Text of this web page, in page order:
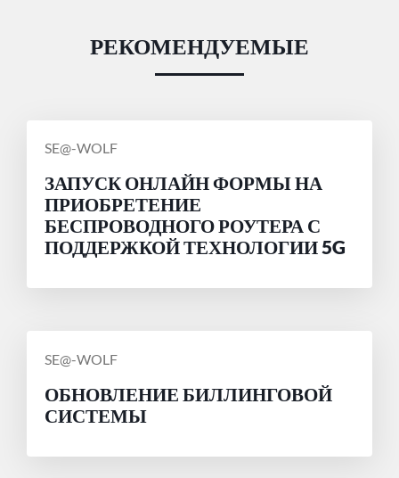
РЕКОМЕНДУЕМЫЕ
СООБЩЕНИЕ
SE@-WOLF
ЗАПУСК ОНЛАЙН ФОРМЫ НА
ПРИОБРЕТЕНИЕ
БЕСПРОВОДНОГО РОУТЕРА С
ПОДДЕРЖКОЙ ТЕХНОЛОГИИ 5G
СООБЩЕНИЕ
SE@-WOLF
ОБНОВЛЕНИЕ БИЛЛИНГОВОЙ
СИСТЕМЫ